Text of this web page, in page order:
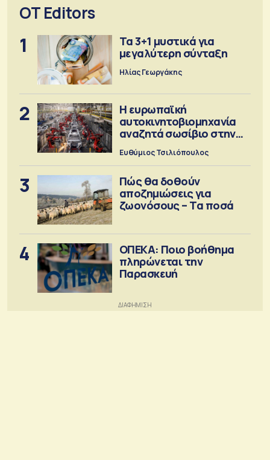
OT Editors
1
Τα 3+1 μυστικά για
μεγαλύτερη σύνταξη
Ηλίας Γεωργάκης
2
Η ευρωπαϊκή
αυτοκινητοβιομηχανία
αναζητά σωσίβιο στην
Κίνα
Ευθύμιος Τσιλιόπουλος
3
Πώς θα δοθούν
αποζημιώσεις για
ζωονόσους – Τα ποσά
4
ΟΠΕΚΑ: Ποιο βοήθημα
πληρώνεται την
Παρασκευή